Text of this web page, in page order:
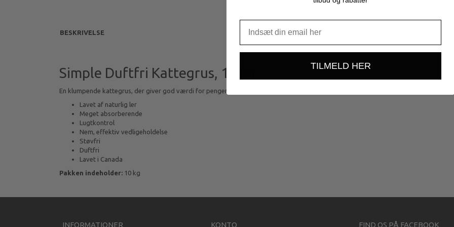
BESKRIVELSE
Simple Duftfri Kattegrus, 10 kg
En klumpende kattegrus, der giver god værdi for pengene:
Lavet af naturlig ler
Meget absorberende
Lugtkontrol
Nem, effektiv vedligeholdelse
Støvfri
Duftfri
Lavet i Canada
Pakken indeholder: 10 kg
INFORMATIONER KONTO FIND OS PÅ FACEBOOK
TILMELD HER